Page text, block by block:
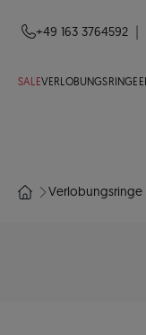
+49 163 3764592
SALEVERLOBUNGSRINGE
Verlobungsringe